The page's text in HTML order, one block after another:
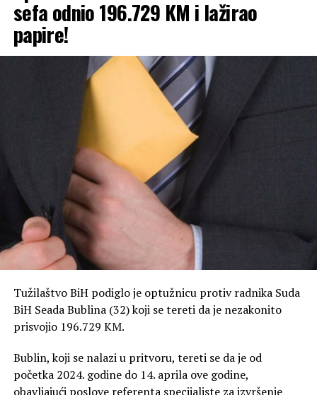
Optuženi je, kako je navedeno, prišao njenom stolu i
polio je koka-kolom.
Nakon toga je, prema istim navodima, oštećena
pocijepala njegovu majicu, a potom zajedno sa
prijateljicom otišla u Policijsku stanicu Trebinje, gdje je
Tužilaštvo smatra da je osumnjičeni takvim ponašanjem
drskim i bezobzirnim postupanjem ugrozio spokojstvo
člana svoje porodice, zbog čega je protiv njega
podignuta optužnica.
sefa odnio 196.729 KM i lažirao
papire!
Tužilaštvo BiH podiglo je optužnicu protiv radnika Suda
BiH Seada Bublina (32) koji se tereti da je nezakonito
prisvojio 196.729 KM.
Bublin, koji se nalazi u pritvoru, tereti se da je od
početka 2024. godine do 14. aprila ove godine,
obavljajući poslove referenta specijaliste za izvršenje